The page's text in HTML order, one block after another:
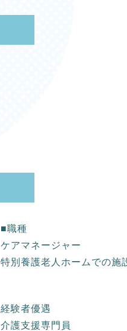
■職種
ケアマネージャー
特別養護老人ホームでの施
経験者優遇
介護支援専門員